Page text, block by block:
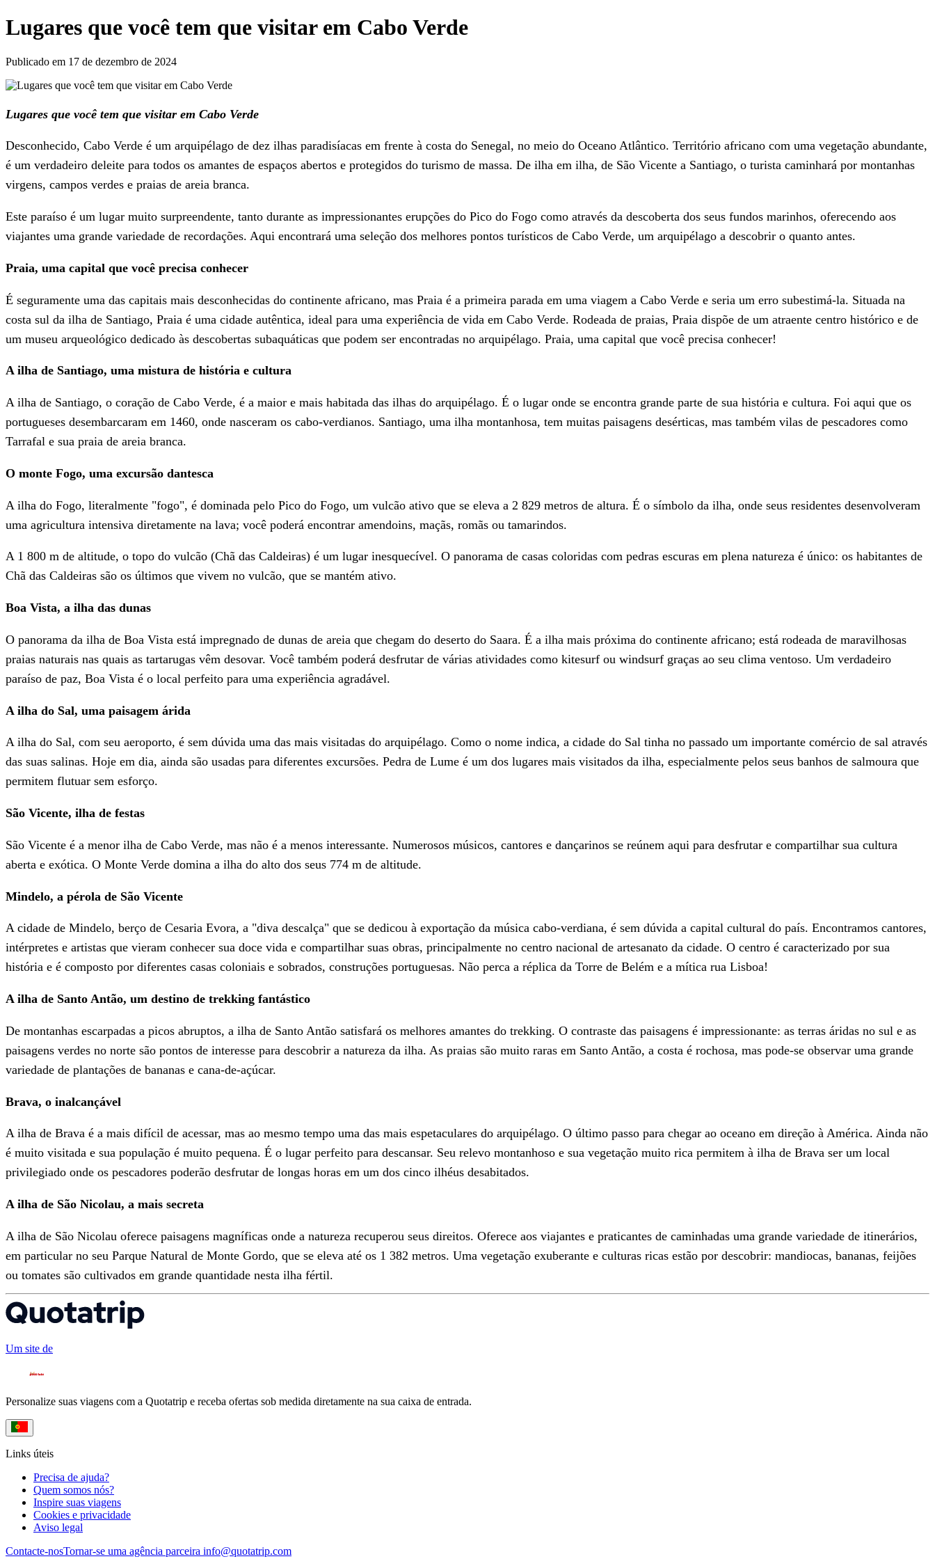
Lugares que você tem que visitar em Cabo Verde
Publicado em 17 de dezembro de 2024
Lugares que você tem que visitar em Cabo Verde
Desconhecido, Cabo Verde é um arquipélago de dez ilhas paradisíacas em frente à costa do Senegal, no meio do Oceano Atlântico. Território africano com uma vegetação abundante,
é um verdadeiro deleite para todos os amantes de espaços abertos e protegidos do turismo de massa. De ilha em ilha, de São Vicente a Santiago, o turista caminhará por montanhas
virgens, campos verdes e praias de areia branca.
Este paraíso é um lugar muito surpreendente, tanto durante as impressionantes erupções do Pico do Fogo como através da descoberta dos seus fundos marinhos, oferecendo aos
viajantes uma grande variedade de recordações. Aqui encontrará uma seleção dos melhores pontos turísticos de Cabo Verde, um arquipélago a descobrir o quanto antes.
Praia, uma capital que você precisa conhecer
É seguramente uma das capitais mais desconhecidas do continente africano, mas Praia é a primeira parada em uma viagem a Cabo Verde e seria um erro subestimá-la. Situada na
costa sul da ilha de Santiago, Praia é uma cidade autêntica, ideal para uma experiência de vida em Cabo Verde. Rodeada de praias, Praia dispõe de um atraente centro histórico e de
um museu arqueológico dedicado às descobertas subaquáticas que podem ser encontradas no arquipélago. Praia, uma capital que você precisa conhecer!
A ilha de Santiago, uma mistura de história e cultura
A ilha de Santiago, o coração de Cabo Verde, é a maior e mais habitada das ilhas do arquipélago. É o lugar onde se encontra grande parte de sua história e cultura. Foi aqui que os
portugueses desembarcaram em 1460, onde nasceram os cabo-verdianos. Santiago, uma ilha montanhosa, tem muitas paisagens desérticas, mas também vilas de pescadores como
Tarrafal e sua praia de areia branca.
O monte Fogo, uma excursão dantesca
A ilha do Fogo, literalmente "fogo", é dominada pelo Pico do Fogo, um vulcão ativo que se eleva a 2 829 metros de altura. É o símbolo da ilha, onde seus residentes desenvolveram
uma agricultura intensiva diretamente na lava; você poderá encontrar amendoins, maçãs, romãs ou tamarindos.
A 1 800 m de altitude, o topo do vulcão (Chã das Caldeiras) é um lugar inesquecível. O panorama de casas coloridas com pedras escuras em plena natureza é único: os habitantes de
Chã das Caldeiras são os últimos que vivem no vulcão, que se mantém ativo.
Boa Vista, a ilha das dunas
O panorama da ilha de Boa Vista está impregnado de dunas de areia que chegam do deserto do Saara. É a ilha mais próxima do continente africano; está rodeada de maravilhosas
praias naturais nas quais as tartarugas vêm desovar. Você também poderá desfrutar de várias atividades como kitesurf ou windsurf graças ao seu clima ventoso. Um verdadeiro
paraíso de paz, Boa Vista é o local perfeito para uma experiência agradável.
A ilha do Sal, uma paisagem árida
A ilha do Sal, com seu aeroporto, é sem dúvida uma das mais visitadas do arquipélago. Como o nome indica, a cidade do Sal tinha no passado um importante comércio de sal através
das suas salinas. Hoje em dia, ainda são usadas para diferentes excursões. Pedra de Lume é um dos lugares mais visitados da ilha, especialmente pelos seus banhos de salmoura que
permitem flutuar sem esforço.
São Vicente, ilha de festas
São Vicente é a menor ilha de Cabo Verde, mas não é a menos interessante. Numerosos músicos, cantores e dançarinos se reúnem aqui para desfrutar e compartilhar sua cultura
aberta e exótica. O Monte Verde domina a ilha do alto dos seus 774 m de altitude.
Mindelo, a pérola de São Vicente
A cidade de Mindelo, berço de Cesaria Evora, a "diva descalça" que se dedicou à exportação da música cabo-verdiana, é sem dúvida a capital cultural do país. Encontramos cantores,
intérpretes e artistas que vieram conhecer sua doce vida e compartilhar suas obras, principalmente no centro nacional de artesanato da cidade. O centro é caracterizado por sua
história e é composto por diferentes casas coloniais e sobrados, construções portuguesas. Não perca a réplica da Torre de Belém e a mítica rua Lisboa!
A ilha de Santo Antão, um destino de trekking fantástico
De montanhas escarpadas a picos abruptos, a ilha de Santo Antão satisfará os melhores amantes do trekking. O contraste das paisagens é impressionante: as terras áridas no sul e as
paisagens verdes no norte são pontos de interesse para descobrir a natureza da ilha. As praias são muito raras em Santo Antão, a costa é rochosa, mas pode-se observar uma grande
variedade de plantações de bananas e cana-de-açúcar.
Brava, o inalcançável
A ilha de Brava é a mais difícil de acessar, mas ao mesmo tempo uma das mais espetaculares do arquipélago. O último passo para chegar ao oceano em direção à América. Ainda não
é muito visitada e sua população é muito pequena. É o lugar perfeito para descansar. Seu relevo montanhoso e sua vegetação muito rica permitem à ilha de Brava ser um local
privilegiado onde os pescadores poderão desfrutar de longas horas em um dos cinco ilhéus desabitados.
A ilha de São Nicolau, a mais secreta
A ilha de São Nicolau oferece paisagens magníficas onde a natureza recuperou seus direitos. Oferece aos viajantes e praticantes de caminhadas uma grande variedade de itinerários,
em particular no seu Parque Natural de Monte Gordo, que se eleva até os 1 382 metros. Uma vegetação exuberante e culturas ricas estão por descobrir: mandiocas, bananas, feijões
ou tomates são cultivados em grande quantidade nesta ilha fértil.
Um site de
Personalize suas viagens com a Quotatrip e receba ofertas sob medida diretamente na sua caixa de entrada.
Links úteis
Precisa de ajuda?
Quem somos nós?
Inspire suas viagens
Cookies e privacidade
Aviso legal
Contacte-nosTornar-se uma agência parceira info@quotatrip.com